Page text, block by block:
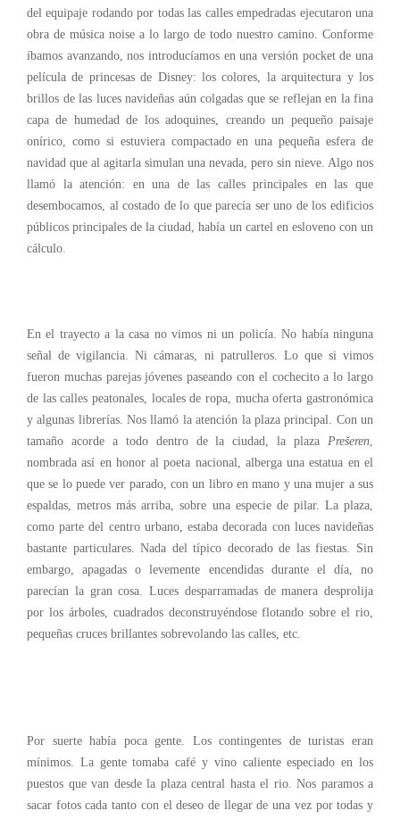
del equipaje rodando por todas las calles empedradas ejecutaron una
obra de música noise a lo largo de todo nuestro camino. Conforme
íbamos avanzando, nos introducíamos en una versión pocket de una
película de princesas de Disney: los colores, la arquitectura y los
brillos de las luces navideñas aún colgadas que se reflejan en la fina
capa de humedad de los adoquines, creando un pequeño paisaje
onírico, como si estuviera compactado en una pequeña esfera de
navidad que al agitarla simulan una nevada, pero sin nieve. Algo nos
llamó la atención: en una de las calles principales en las que
desembocamos, al costado de lo que parecía ser uno de los edificios
públicos principales de la ciudad, había un cartel en esloveno con un
cálculo.
En el trayecto a la casa no vimos ni un policía. No había ninguna
señal de vigilancia. Ni cámaras, ni patrulleros. Lo que si vimos
fueron muchas parejas jóvenes paseando con el cochecito a lo largo
de las calles peatonales, locales de ropa, mucha oferta gastronómica
y algunas librerías. Nos llamó la atención la plaza principal. Con un
tamaño acorde a todo dentro de la ciudad, la plaza Prešeren,
nombrada así en honor al poeta nacional, alberga una estatua en el
que se lo puede ver parado, con un libro en mano y una mujer a sus
espaldas, metros más arriba, sobre una especie de pilar. La plaza,
como parte del centro urbano, estaba decorada con luces navideñas
bastante particulares. Nada del típico decorado de las fiestas. Sin
embargo, apagadas o levemente encendidas durante el día, no
parecían la gran cosa. Luces desparramadas de manera desprolija
por los árboles, cuadrados deconstruyéndose flotando sobre el rio,
pequeñas cruces brillantes sobrevolando las calles, etc.
Por suerte había poca gente. Los contingentes de turistas eran
mínimos. La gente tomaba café y vino caliente especiado en los
puestos que van desde la plaza central hasta el rio. Nos paramos a
sacar fotos cada tanto con el deseo de llegar de una vez por todas y